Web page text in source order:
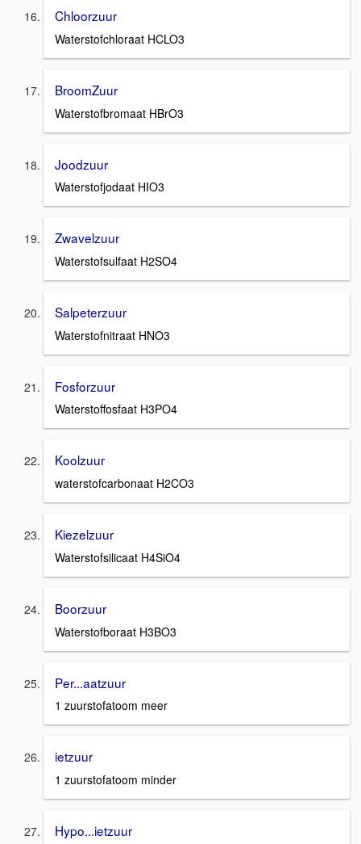
Chloorzuur
Waterstofchloraat HCLO3
BroomZuur
Waterstofbromaat HBrO3
Joodzuur
Waterstofjodaat HIO3
Zwavelzuur
Waterstofsulfaat H2SO4
Salpeterzuur
Waterstofnitraat HNO3
Fosforzuur
Waterstoffosfaat H3PO4
Koolzuur
waterstofcarbonaat H2CO3
Kiezelzuur
Waterstofsilicaat H4SiO4
Boorzuur
Waterstofboraat H3BO3
Per...aatzuur
1 zuurstofatoom meer
ietzuur
1 zuurstofatoom minder
Hypo...ietzuur